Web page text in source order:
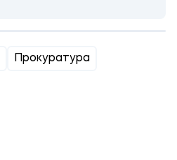
Прокуратура